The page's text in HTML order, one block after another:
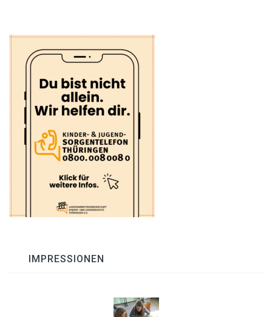
IMPRESSIONEN